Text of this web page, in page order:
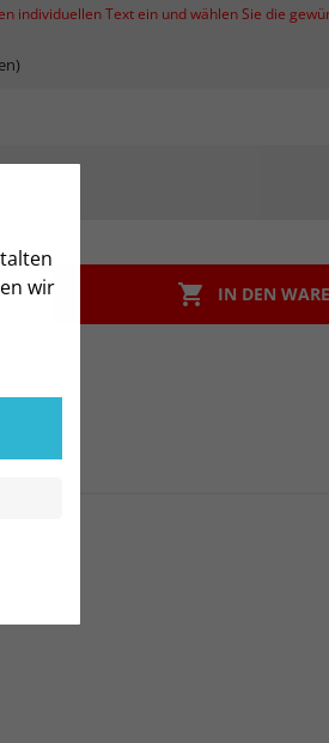
wir
individuellen Text ein und wählen Sie die
+  IN DEN